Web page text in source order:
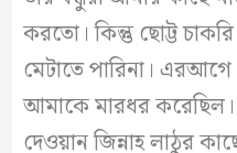
করতো। কিন্তু ছোট্ট
মেটাতে পারিনা। এরআগে
আমাকে মারধর করেছিল।
দেওয়ান জিন্নাহ লাঠুর